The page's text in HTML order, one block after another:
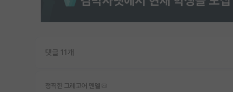
댓글 11개
정직한 그레고어 멘델